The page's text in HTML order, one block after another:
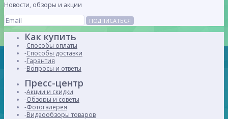
Новости, обзоры и акции
ПОДПИСАТЬСЯ
Как купить
Способы оплаты
Способы доставки
Гарантия
Вопросы и ответы
Пресс-центр
Акции и скидки
Обзоры и советы
Фотогалерея
Видеообзоры товаров